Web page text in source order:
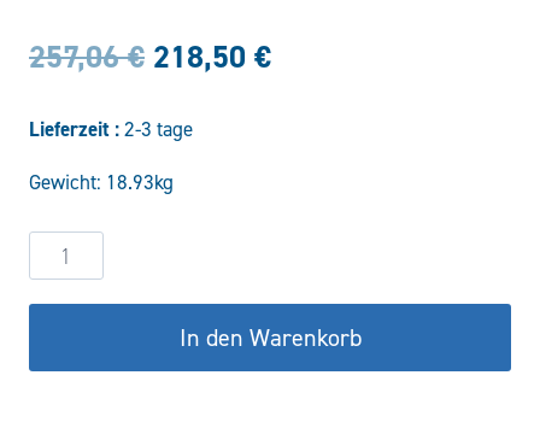
257,06€ Ursprünglicher
war:
257,06 €
218,50 €Aktueller
Lieferzeit : 2-3 tage
Gewicht: 18.93kg
Hydraulikzylinder
DW60/35-
1000
In den Warenkorb